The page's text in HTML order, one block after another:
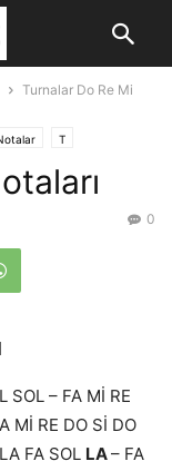
Turnalar Do Re Mi
T
0
SOL – FA Mİ RE
Mİ RE DO Sİ DO
FA SOL LA– FA